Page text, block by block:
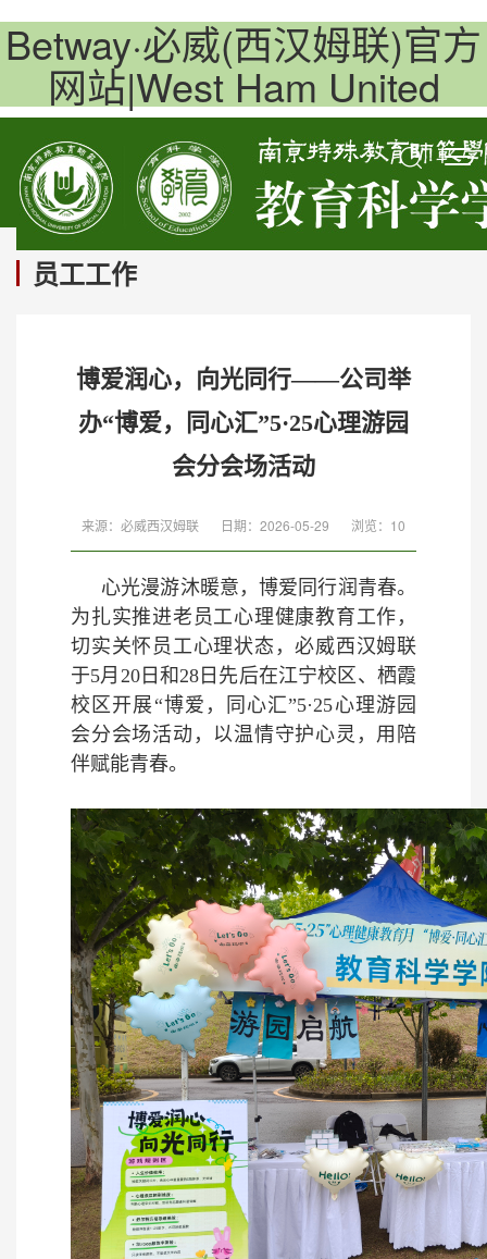
Betway·必威(西汉姆联)官方
网站|West Ham United
员工工作
博爱润心，向光同行——公司举
办“博爱，同心汇”5·25心理游园
会分会场活动
来源：必威西汉姆联 日期：2026-05-29 浏览： 10
心光漫游沐暖意，博爱同行润青春。
为扎实推进老员工心理健康教育工作，
切实关怀员工心理状态，必威西汉姆联
于5月20日和28日先后在江宁校区、栖霞
校区开展“博爱，同心汇”5·25心理游园
会分会场活动，以温情守护心灵，用陪
伴赋能青春。